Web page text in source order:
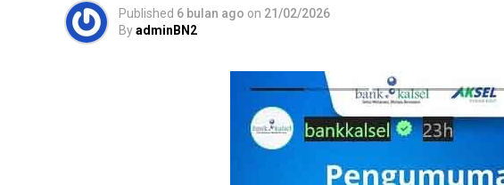
Published 6 bulan ago on 21/02/2026
ByadminBN2